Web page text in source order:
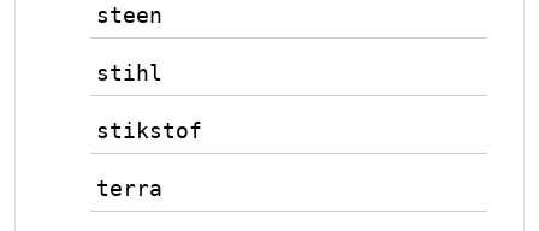
steen
stihl
stikstof
terra